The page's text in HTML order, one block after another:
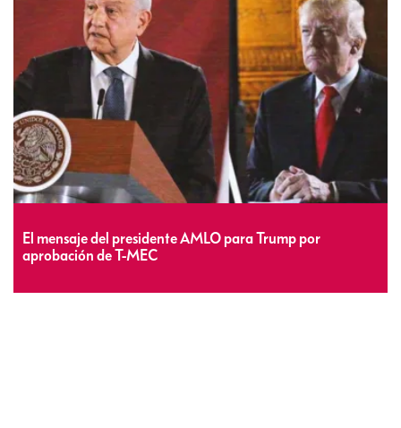
El mensaje del presidente AMLO para Trump por
aprobación de T-MEC